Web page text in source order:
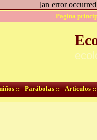
[an error
Pagina
:: Parábolas :: Articulos ::